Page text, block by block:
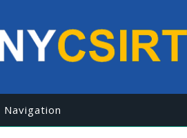
Navigation